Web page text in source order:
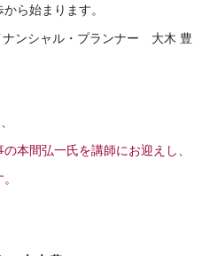
ら始まります。
ナンシャル・プランナー 大木 豊
本間弘一氏を講師にお迎えし、